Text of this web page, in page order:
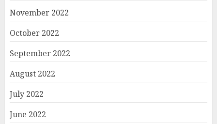
November 2022
October 2022
September 2022
August 2022
July 2022
June 2022